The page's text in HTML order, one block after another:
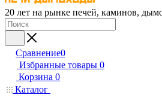
20 лет на рынке печей, каминов,
Сравнение0
Избранные товары 0
Корзина 0
Каталог